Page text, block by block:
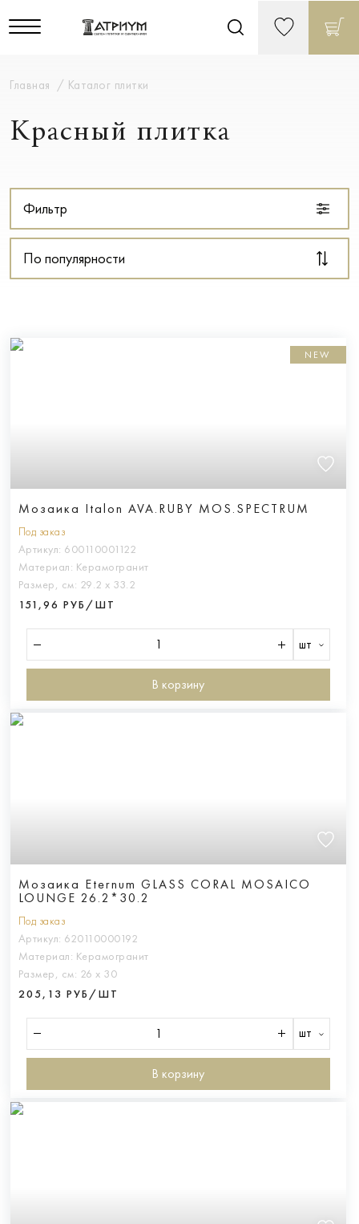
Главная Каталог плитки
Красный плитка
Фильтр
По популярности
NEW
Мозаика Italon AVA.RUBY MOS.SPECTRUM
Под заказ
Артикул: 600110001122
Материал: Керамогранит
Размер, см: 29.2 х 33.2
151,96 РУБ/ШТ
шт
В корзину
Мозаика Eternum GLASS CORAL MOSAICO
LOUNGE 26.2*30.2
Под заказ
Артикул: 620110000192
Материал: Керамогранит
Размер, см: 26 х 30
205,13 РУБ/ШТ
шт
В корзину